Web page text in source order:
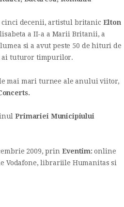
cinci decenii, artistul britanic Elton
a II-a a Marii Britanii, a
si a avut peste 50 de hituri de
ai tuturor timpurilor.
mai mari turnee ale anului viitor,
Primariei Municipiului
2009, prin Eventim: online
Vodafone, librariile Humanitas si